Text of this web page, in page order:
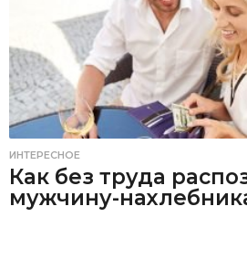
ИНТЕРЕСНОЕ
Как без труда
мужчину-